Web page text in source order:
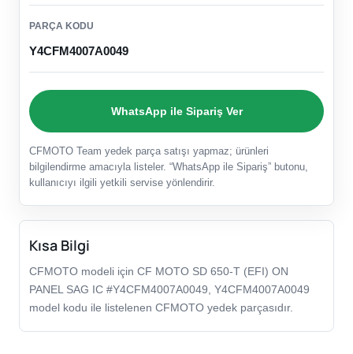
PARÇA KODU
Y4CFM4007A0049
WhatsApp ile Sipariş Ver
CFMOTO Team yedek parça satışı yapmaz; ürünleri
bilgilendirme amacıyla listeler. “WhatsApp ile Sipariş” butonu,
kullanıcıyı ilgili yetkili servise yönlendirir.
Kısa Bilgi
CFMOTO modeli için CF MOTO SD 650-T (EFI) ON
PANEL SAG IC #Y4CFM4007A0049, Y4CFM4007A0049
model kodu ile listelenen CFMOTO yedek parçasıdır.